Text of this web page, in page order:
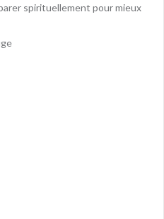
spirituellement pour mieux